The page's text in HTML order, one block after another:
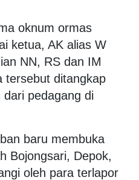
oknum ormas
ketua, AK alias W
NN, RS dan IM
tersebut ditangkap
pedagang di
baru membuka
Bojongsari, Depok,
oleh para terlapor